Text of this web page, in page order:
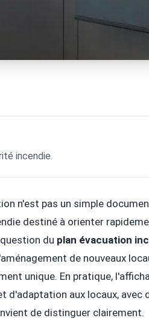
incendie.
n'est pas un simple
destiné à orienter
du plan évacuation
de nouveaux
unique. En pratique,
d'adaptation aux locaux, avec
de distinguer clairement.